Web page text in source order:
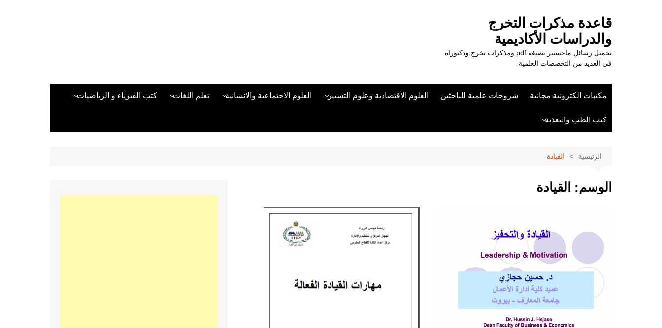
قاعدة مذكرات التخرج
والدراسات الأكاديمية
تحميل رسائل ماجستير بصيغة pdf ومذكرات تخرج ودكتوراه
في العديد من التخصصات العلمية
مكتبات الكترونية مجانية شروحات علمية للباحثين العلوم الاقتصادية وعلوم التسيير
علوم الادارة والموارد البشرية
العلوم الاجتماعية والانسانية
علم المكتبات
أدب عربي
الفكر والفلسفة
تعلم اللغات
تعلم اللغة التركية
كتب الفيزياء و الرياضيات
كتب لغات البرمجة
كتب الطب والتغذية
الرئيسية القيادة
الوسم: القيادة